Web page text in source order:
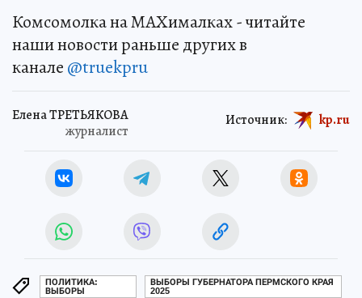
Комсомолка на MAXималках - читайте
наши новости раньше других в
канале @truekpru
Елена ТРЕТЬЯКОВА
журналист
Источник: kp.ru
ПОЛИТИКА:
ВЫБОРЫ
ВЫБОРЫ ГУБЕРНАТОРА ПЕРМСКОГО КРАЯ
2025